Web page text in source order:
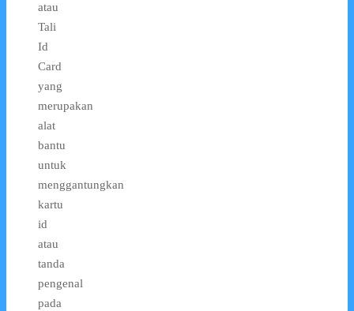
atau
Tali
Id
Card
yang
merupakan
alat
bantu
untuk
menggantungkan
kartu
id
atau
tanda
pengenal
pada